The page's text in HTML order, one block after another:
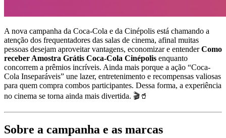
A nova campanha da Coca-Cola e da Cinépolis está chamando a
atenção dos frequentadores das salas de cinema, afinal muitas
pessoas desejam aproveitar vantagens, economizar e entenderComo
receber Amostra Grátis Coca-Cola Cinépolis enquanto
concorrem a prêmios incríveis. Ainda mais porque a ação “Coca-
Cola Inseparáveis” une lazer, entretenimento e recompensas valiosas
para quem compra combos participantes. Dessa forma, a experiência
no cinema se torna ainda mais divertida. 🎬🥤
Sobre a campanha e as marcas